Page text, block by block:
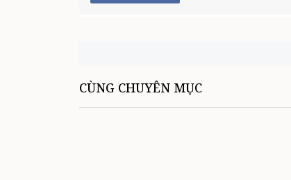
CÙNG CHUYÊN MỤC